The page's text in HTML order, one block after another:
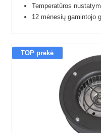
Temperatūros
12 mėnesių gamintojo
TOP prekė